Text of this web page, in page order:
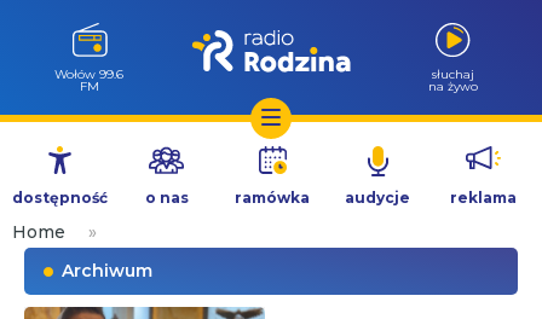
Przejdź
treści
Wołów 99.6
FM
słuchaj
na żywo
dostępność o nas ramówka audycje reklama
Home
»
Archiwum